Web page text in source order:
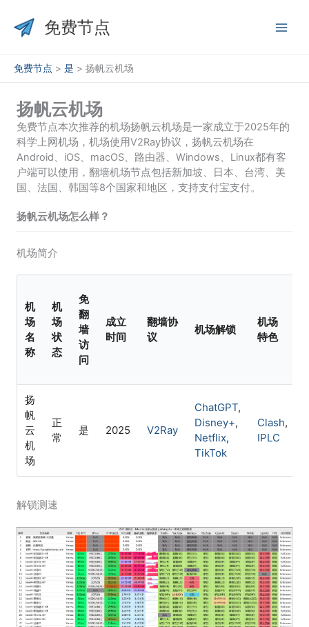
免费节点
免费节点 > 是 > 扬帆云机场
扬帆云机场
免费节点本次推荐的机场扬帆云机场是一家成立于2025年的
科学上网机场，机场使用V2Ray协议，扬帆云机场在
Android、iOS、macOS、路由器、Windows、Linux都有客
户端可以使用，翻墙机场节点包括新加坡、日本、台湾、美
国、法国、韩国等8个国家和地区，支持支付宝支付。
扬帆云机场怎么样？
机场简介
机
场
名
称
机
场
状
态
免
翻
墙
访
问
成立
时间
翻墙协
议
机场解锁
机场
特色
扬
帆
云
机
场
正
常
是 2025 V2Ray
ChatGPT,
Disney+,
Netflix,
TikTok
Clash,
IPLC
解锁测速